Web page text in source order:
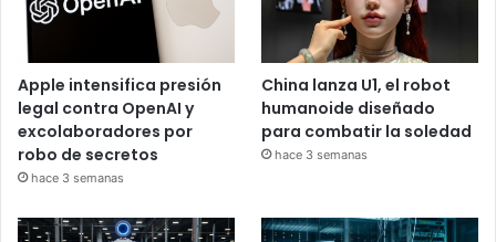
Apple intensifica presión
legal contra OpenAI y
excolaboradores por
robo de secretos
hace 3 semanas
China lanza U1, el robot
humanoide diseñado
para combatir la soledad
hace 3 semanas